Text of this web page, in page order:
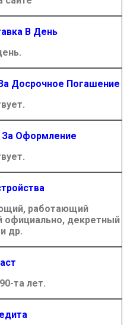
В День
Досрочное Погашение
За Оформление
работающий
декретный
др.
та лет.